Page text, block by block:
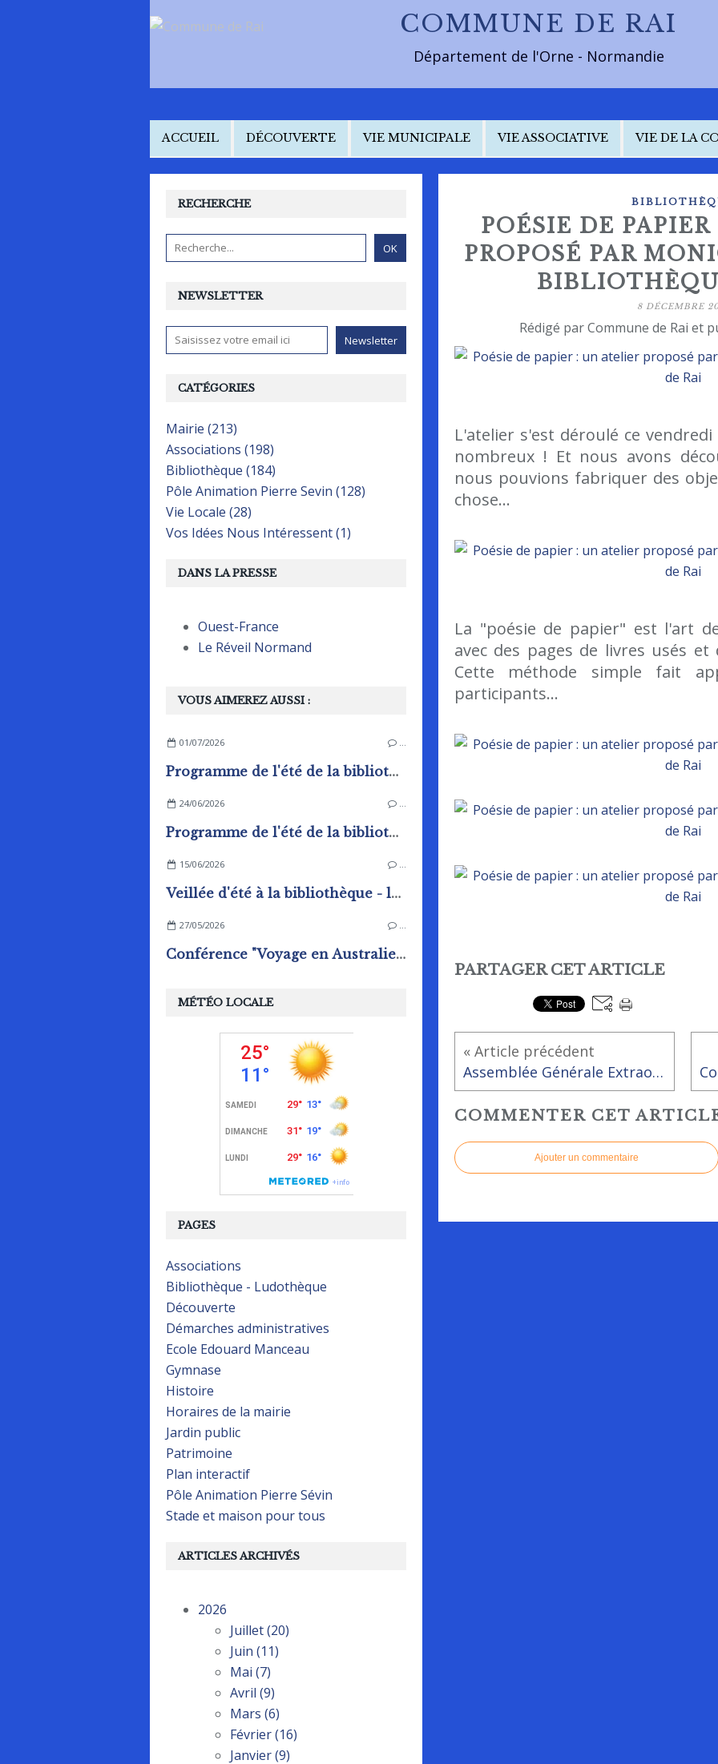
COMMUNE DE RAI
Département de l'Orne - Normandie
ACCUEIL DÉCOUVERTE VIE MUNICIPALE VIE ASSOCIATIVE VIE DE LA
POÉSIE DE
PROPOSÉ PAR
8 DÉCEMBRE
Rédigé par Commune de Rai et
L'atelier s'est déroulé ce
nombreux ! Et nous avons
nous pouvions fabriquer des
chose...
La "poésie de papier" est l'art
avec des pages de livres usés
Cette méthode simple fait
participants...
PARTAGER CET ARTICLE
« Article précédent
Assemblée Générale Extraordinaire de Rai-Animation
COMMENTER CET
Ajouter un commentaire
NEWSLETTER
RECHERCHE
VOUS AIMEREZ AUSSI :
01/07/2026 …
Programme de l'été de la bibliothèque - ludothèque
24/06/2026 …
Programme de l'été de la bibliothèque - ludothèque
15/06/2026 …
Veillée d'été à la bibliothèque - ludothèque
27/05/2026 …
Conférence "Voyage en Australie" à la bibliothèque - ludothèque
PAGES
Associations
Bibliothèque - Ludothèque
Découverte
Démarches administratives
Ecole Edouard Manceau
Gymnase
Histoire
Horaires de la mairie
Jardin public
Patrimoine
Plan interactif
Pôle Animation Pierre Sévin
Stade et maison pour tous
CATÉGORIES
Mairie (213)
Associations (198)
Bibliothèque (184)
Pôle Animation Pierre Sevin (128)
Vie Locale (28)
Vos Idées Nous Intéressent (1)
MÉTÉO LOCALE
DANS LA PRESSE
Ouest-France
Le Réveil Normand
ARTICLES ARCHIVÉS
2026
Juillet(20)
Juin (11)
Mai (7)
Avril (9)
Mars (6)
Février(16)
Janvier(9)